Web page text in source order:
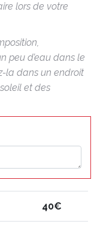
lors de votre
peu d’eau dans le
la dans un endroit
et des
40€